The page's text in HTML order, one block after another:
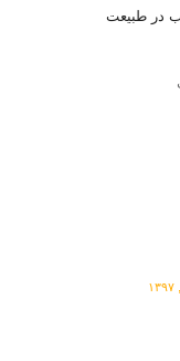
در طبیعت